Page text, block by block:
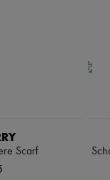
Scarf